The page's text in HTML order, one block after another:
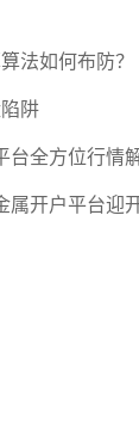
法如何布防？
阱
台全方位行情
属开户平台迎